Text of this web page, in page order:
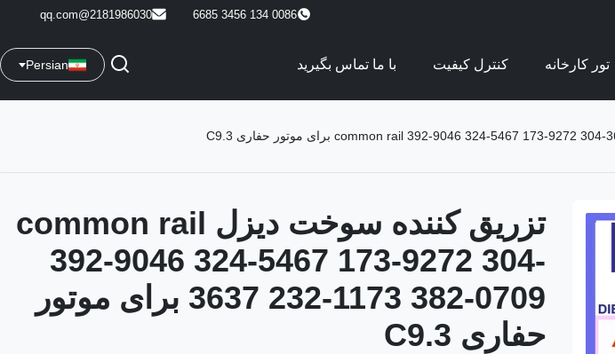
0086 134 3456 6685
2181986030@qq.com
تور کارخانه کنترل کیفیت با ما تماس بگیرید Persian
تزریق کننده سوخت دیزل common rail
392-9046 324-5467 173-9272 304-
3637 232-1173 382-0709 برای موتور
حفاری C9.3